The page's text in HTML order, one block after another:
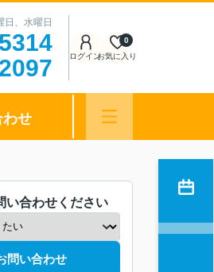
、水曜日
ログインお気に入り
0
わせ
い合わせください
問い合わせ